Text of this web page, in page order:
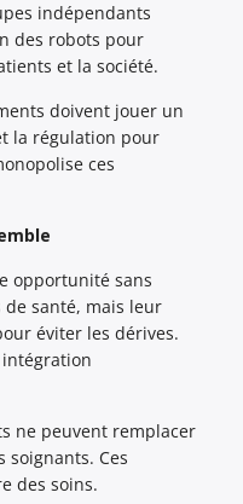
indépendants
des robots pour
et la société.
doivent jouer un
la régulation pour
ces
opportunité sans
de santé, mais leur
éviter les dérives.
ne peuvent remplacer
soignants. Ces
des soins.